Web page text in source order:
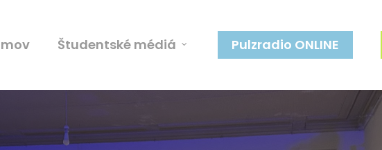
Študentské médiá Pulzradio ONLINE